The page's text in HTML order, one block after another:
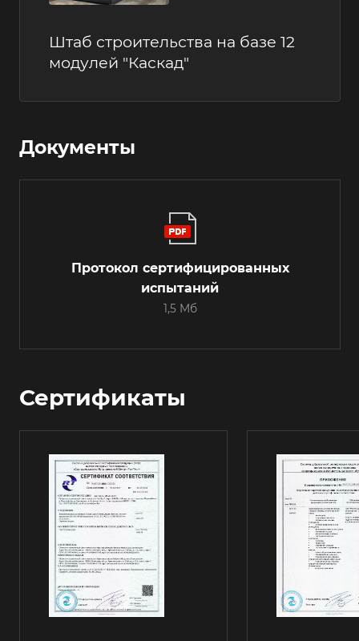
Штаб строительства на базе 12
модулей "Каскад"
Документы
Протокол сертифицированных
испытаний
1,5 Мб
Сертификаты